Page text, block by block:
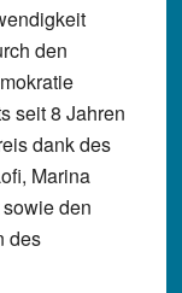
den
seit 8 Jahren
dank des
Marina
den
des